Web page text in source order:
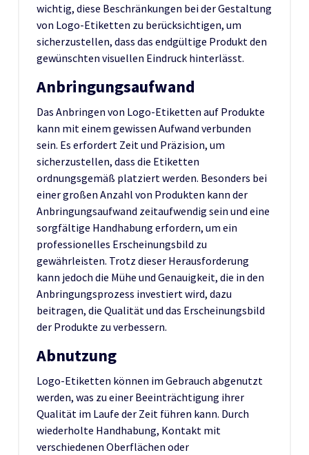
wichtig, diese Beschränkungen bei der Gestaltung
von Logo-Etiketten zu berücksichtigen, um
sicherzustellen, dass das endgültige Produkt den
gewünschten visuellen Eindruck hinterlässt.
Anbringungsaufwand
Das Anbringen von Logo-Etiketten auf Produkte
kann mit einem gewissen Aufwand verbunden
sein. Es erfordert Zeit und Präzision, um
sicherzustellen, dass die Etiketten
ordnungsgemäß platziert werden. Besonders bei
einer großen Anzahl von Produkten kann der
Anbringungsaufwand zeitaufwendig sein und eine
sorgfältige Handhabung erfordern, um ein
professionelles Erscheinungsbild zu
gewährleisten. Trotz dieser Herausforderung
kann jedoch die Mühe und Genauigkeit, die in den
Anbringungsprozess investiert wird, dazu
beitragen, die Qualität und das Erscheinungsbild
der Produkte zu verbessern.
Abnutzung
Logo-Etiketten können im Gebrauch abgenutzt
werden, was zu einer Beeinträchtigung ihrer
Qualität im Laufe der Zeit führen kann. Durch
wiederholte Handhabung, Kontakt mit
verschiedenen Oberflächen oder